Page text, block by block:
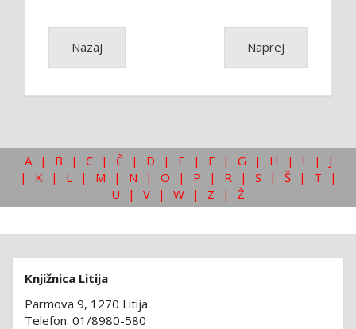
Nazaj Naprej
A | B | C | Č | D | E | F | G | H | I |
J
|
K | L | M | N | O | P | R | S | Š | T
|
U
| V | W | Z | Ž
Knjižnica Litija
Parmova 9, 1270 Litija
Telefon: 01/8980-580